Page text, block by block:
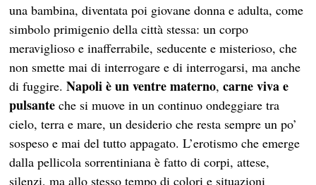
una bambina, diventata poi giovane donna e adulta, come
simbolo primigenio della città stessa: un corpo
meraviglioso e inafferrabile, seducente e misterioso, che
non smette mai di interrogare e di interrogarsi, ma anche
di fuggire.Napoli è un ventre materno,carne viva e
pulsante che si muove in un continuo ondeggiare tra
cielo, terra e mare, un desiderio che resta sempre un po’
sospeso e mai del tutto appagato. L’erotismo che emerge
dalla pellicola sorrentiniana è fatto di corpi, attese,
silenzi, ma allo stesso tempo di colori e situazioni